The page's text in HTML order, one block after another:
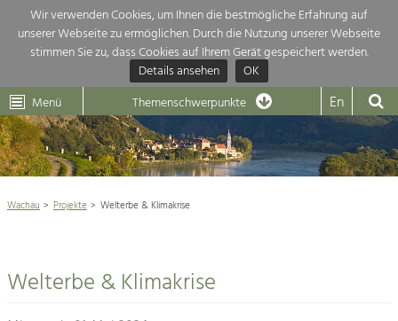
Wir verwenden Cookies, um Ihnen die bestmögliche Erfahrung auf
unserer Webseite zu ermöglichen. Durch die Nutzung unserer Webseite
stimmen Sie zu, dass Cookies auf Ihrem Gerät gespeichert werden.
Details ansehen
OK
Dunkelsteinerwald Klima
Menü Themenschwerpunkte En
Aktuelles
Weltkulturerbe Wachau 
Rückblick 25 Jahre Jubiläum
Architektur
Themenübersicht
Die Regionalentwicklung in unserer Region ist sehr vielfältig. Deshalb
geben wir hier eine Übersicht über unsere Themenschwerpunkte. Für
mehr Informationen einfach das Thema anklicken und schon werden alle
Projekte in diesem Kontext angezeigt.
Natur- &
Baukultur
Wachau Projekte Welterbe & Klimakrise
Welterbe & Klimakrise